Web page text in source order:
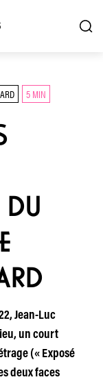
5 MIN
DU
Jean-Luc
un court
(« Exposé
deux faces